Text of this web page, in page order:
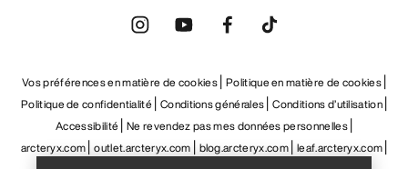
Help
Vos préférences en matière de cookies Politique en matière de cookies
Politique de confidentialité Conditions générales Conditions d’utilisation
Accessibilité Ne revendez pas mes données personnelles
arcteryx.com outlet.arcteryx.com blog.arcteryx.com leaf.arcteryx.com